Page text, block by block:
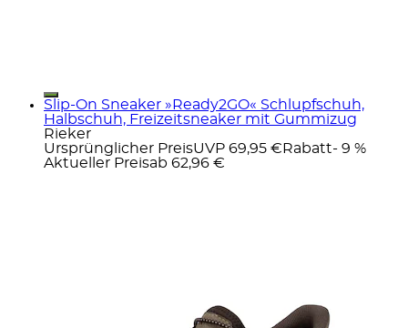
Slip-On Sneaker »Ready2GO« Schlupfschuh,
Halbschuh, Freizeitsneaker mit Gummizug
Rieker
Ursprünglicher PreisUVP 69,95 € Rabatt- 9 %
Aktueller Preisab 62,96 €